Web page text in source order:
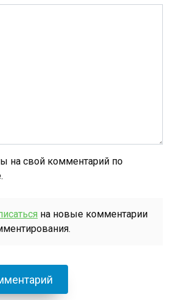
на свой комментарий по
на новые комментарии